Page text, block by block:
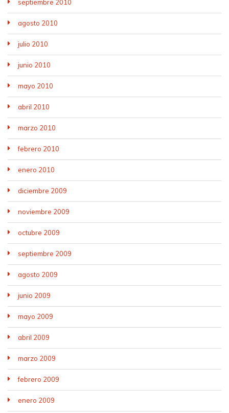
septiembre 2010
agosto 2010
julio 2010
junio 2010
mayo 2010
abril 2010
marzo 2010
febrero 2010
enero 2010
diciembre 2009
noviembre 2009
octubre 2009
septiembre 2009
agosto 2009
junio 2009
mayo 2009
abril 2009
marzo 2009
febrero 2009
enero 2009